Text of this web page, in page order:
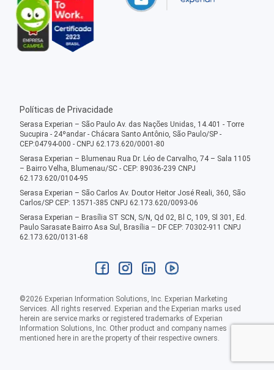
Políticas de Privacidade
Serasa Experian – São Paulo Av. das Nações Unidas, 14.401 - Torre
Sucupira - 24ºandar - Chácara Santo Antônio, São Paulo/SP -
CEP:04794-000 - CNPJ 62.173.620/0001-80
Serasa Experian – Blumenau Rua Dr. Léo de Carvalho, 74 – Sala 1105
– Bairro Velha, Blumenau/SC - CEP: 89036-239 CNPJ
62.173.620/0104-95
Serasa Experian – São Carlos Av. Doutor Heitor José Reali, 360, São
Carlos/SP CEP: 13571-385 CNPJ 62.173.620/0093-06
Serasa Experian – Brasília ST SCN, S/N, Qd 02, Bl C, 109, Sl 301, Ed.
Paulo Sarasate Bairro Asa Sul, Brasília – DF CEP: 70302-911 CNPJ
62.173.620/0131-68
©2026 Experian Information Solutions, Inc. Experian Marketing
Services. All rights reserved. Experian and the Experian marks used
herein are service marks or registered trademarks of Experian
Information Solutions, Inc. Other product and company names
mentioned here in are the property of their respective owners.